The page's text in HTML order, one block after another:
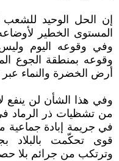
إن الحل الوحيد
المستوى الخطير
وفي وقوعه اليوم
وقوعه بمنطقة الجوع
أرض الخضرة والنماء عبر
وفي هذا الشأن لن ينفع
من تشظيات ذر الرماد
في جريمة إبادة
قوى تحكّمت بالبلاد
وترتكب من جرائم بلا